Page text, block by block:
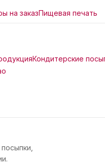
на заказПищевая печать
Кондитерские